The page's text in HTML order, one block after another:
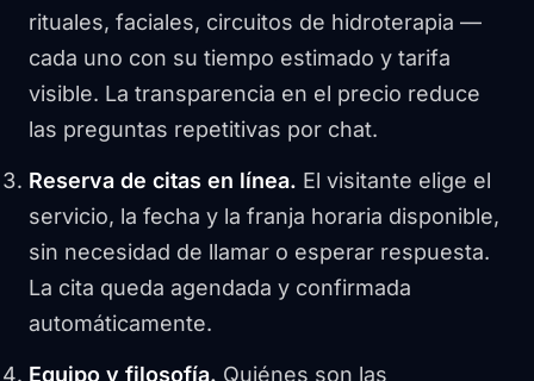
rituales, faciales, circuitos de hidroterapia —
cada uno con su tiempo estimado y tarifa
visible. La transparencia en el precio reduce
las preguntas repetitivas por chat.
Reserva de citas en línea. El visitante elige el
servicio, la fecha y la franja horaria disponible,
sin necesidad de llamar o esperar respuesta.
La cita queda agendada y confirmada
automáticamente.
Equipo y filosofía. Quiénes son las